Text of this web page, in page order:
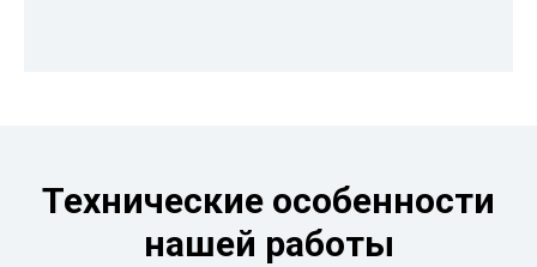
Технические особенности
нашей работы